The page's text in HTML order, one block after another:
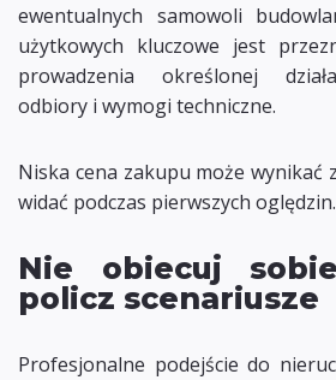
ewentualnych samowoli
użytkowych kluczowe jest
prowadzenia określonej
odbiory i wymogi techniczne.
Niska cena zakupu może wynikać
widać podczas pierwszych oględzin.
Nie obiecuj
policz scenariusze
Profesjonalne podejście do